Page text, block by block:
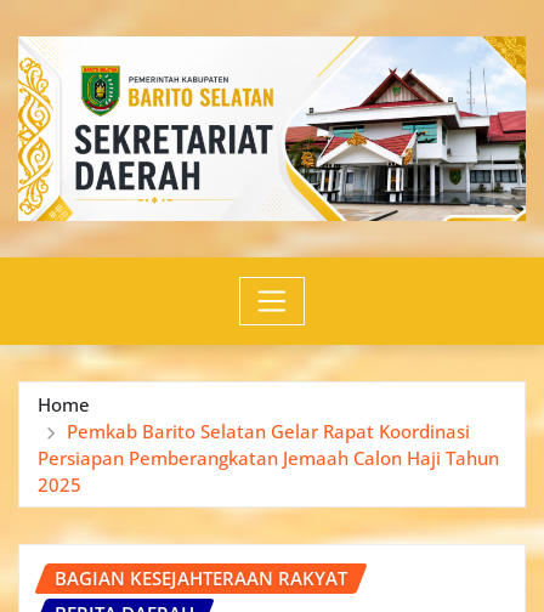
content
Home
Pemkab Barito Selatan Gelar Rapat Koordinasi
Persiapan Pemberangkatan Jemaah Calon Haji Tahun
2025
BAGIAN KESEJAHTERAAN RAKYAT